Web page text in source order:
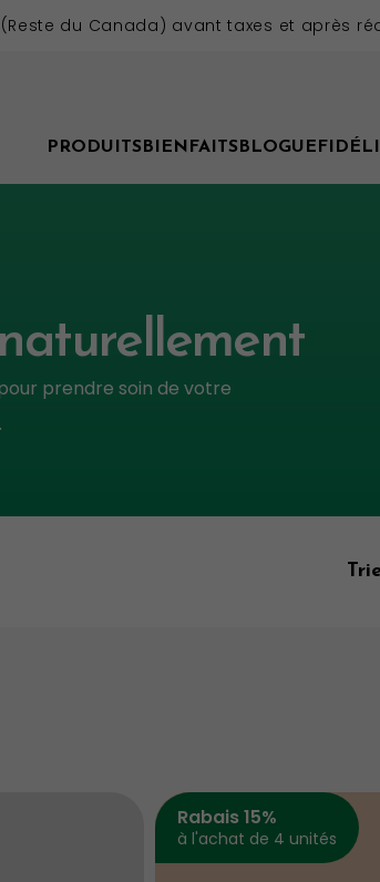
(Reste du Canada) avant taxes et après
PRODUITS BIENFAITS BLOGUE
prendre soin de votre
Rabais 15%
à l'achat de 4 unités